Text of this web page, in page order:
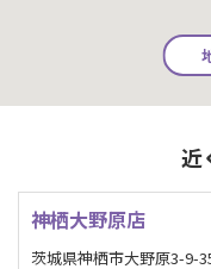
近
神栖大野原店
茨城県神栖市大野原3-9-